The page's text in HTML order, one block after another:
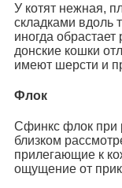
У котят нежная,
складками вдоль
иногда
донские кошки
имеют шерсти и
Флок
Сфинкс флок при
близком
прилегающие к
ощущение от